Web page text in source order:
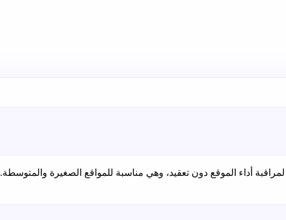
أداء الموقع دون تعقيد، وهي مناسبة للمواقع الصغيرة والمتوسطة.